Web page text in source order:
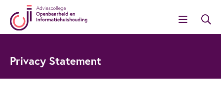
Privacy Statement